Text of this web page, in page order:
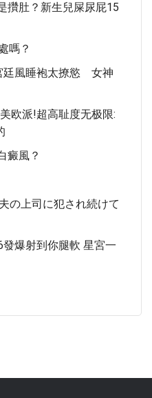
攢肚？新生兒屎尿屁15
嗎？
廷風睡袍太撩慾 女神
欧派!超高耻度无极限:
癜風？
の上司に犯され続けて
爆射到你腿軟 星宮一